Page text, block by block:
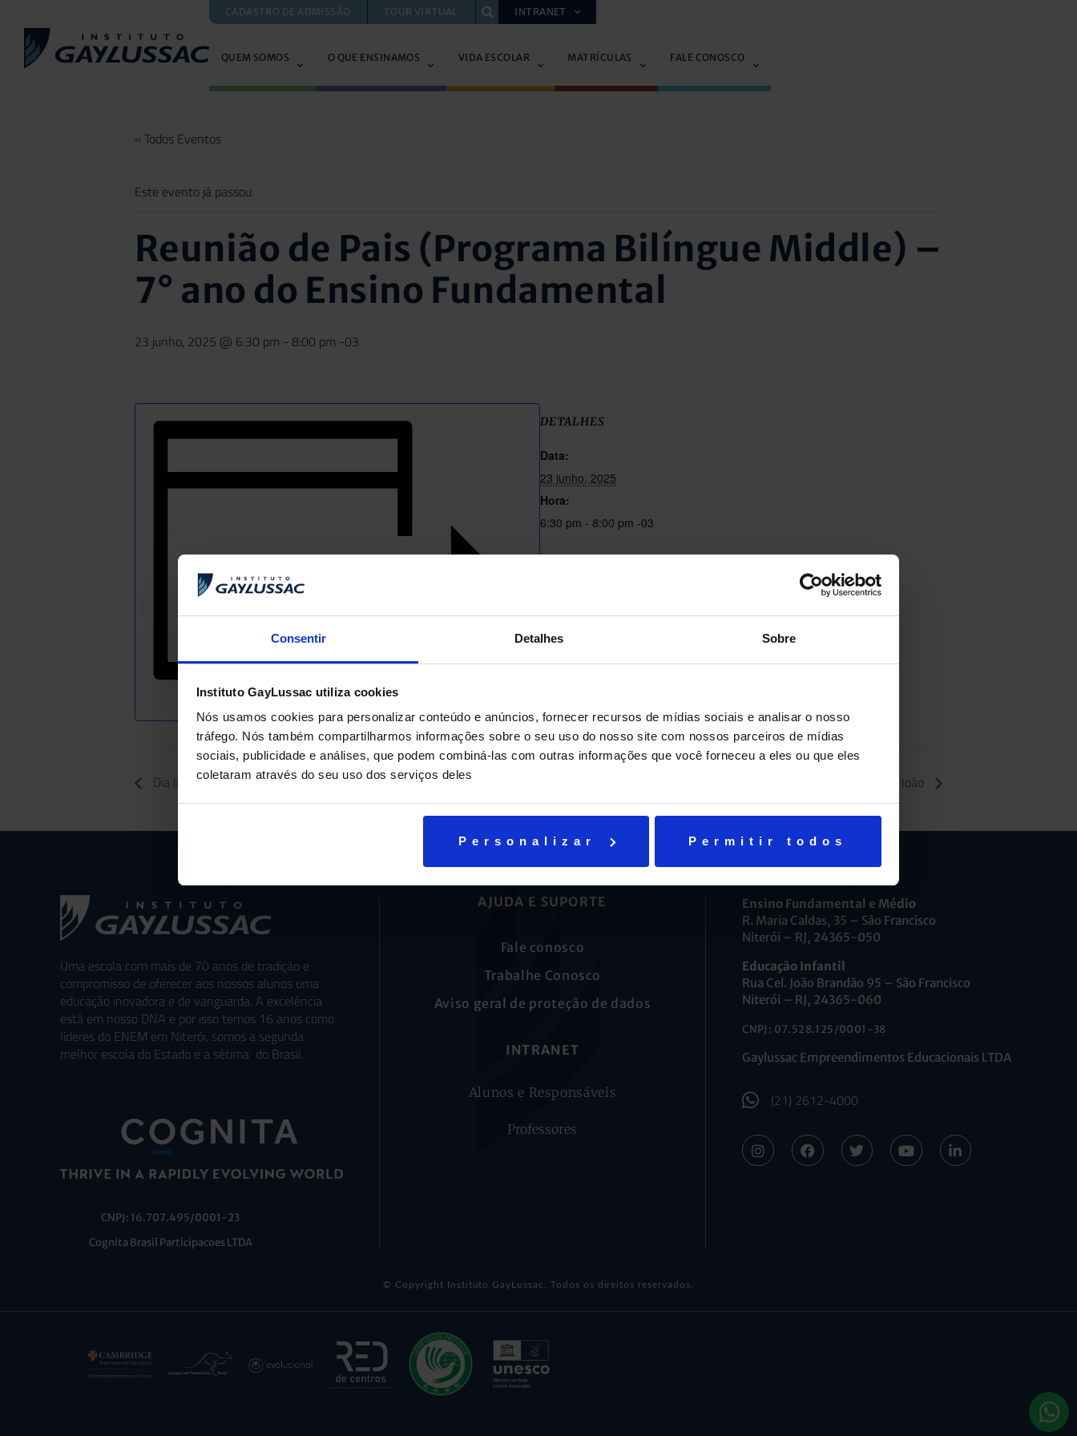
Consentir Detalhes Sobre
Instituto GayLussac utiliza cookies
Nós usamos cookies para personalizar conteúdo e anúncios, fornecer recursos de mídias sociais e analisar o nosso
tráfego. Nós também compartilharmos informações sobre o seu uso do nosso site com nossos parceiros de mídias
sociais, publicidade e análises, que podem combiná-las com outras informações que você forneceu a eles ou que eles
coletaram através do seu uso dos serviços deles
Personalizar Permitir todos
CADASTRO DE ADMISSÃO TOUR VIRTUAL INTRANET
QUEM SOMOS O QUE ENSINAMOS VIDA ESCOLAR MATRÍCULAS FALE CONOSCO
« Todos Eventos
Este evento já passou.
Reunião de Pais (Programa Bilíngue Middle) –
7° ano do Ensino Fundamental
23 junho, 2025 @ 6:30 pm - 8:00 pm -03
Adicionar ao calendário
DETALHES
Data:
23 junho, 2025
Hora:
6:30 pm - 8:00 pm -03
Dia livre para alunos São João
Uma escola com mais de 70 anos de tradição e
compromisso de oferecer aos nossos alunos uma
educação inovadora e de vanguarda. A excelência
está em nosso DNA e por isso temos 16 anos como
líderes do ENEM em Niterói, somos a segunda
melhor escola do Estado e a sétima do Brasil.
CNPJ: 16.707.495/0001-23
Cognita Brasil Participacoes LTDA
AJUDA E SUPORTE
Fale conosco
Trabalhe Conosco
Aviso geral de proteção de dados
INTRANET
Alunos e Responsáveis
Professores
Ensino Fundamental e Médio
R. Maria Caldas, 35 – São Francisco
Niterói – RJ, 24365-050
Educação Infantil
Rua Cel. João Brandão 95 – São Francisco
Niterói – RJ, 24365-060
CNPJ: 07.528.125/0001-38
Gaylussac Empreendimentos Educacionais LTDA
(21) 2612-4000
© Copyright Instituto GayLussac. Todos os direitos reservados.